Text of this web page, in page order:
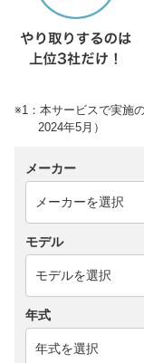
※1：本サービスで実施
2024年5月）
メーカー
モデル
年式